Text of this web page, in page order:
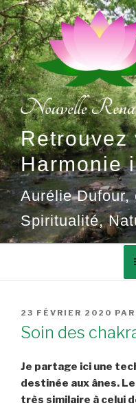
Aller
au
contenu
principal
Retrouvez
Harmonie
Aurélie Dufour,
Spiritualité,
PUBLIÉ
LE
23 FÉVRIER 2020 PAR
Soin des
Je partage ici une
destinée aux ânes.
très similaire à celui